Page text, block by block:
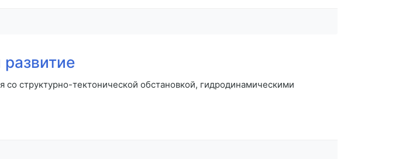
со структурно-тектонической обстановкой, гидродинамическими